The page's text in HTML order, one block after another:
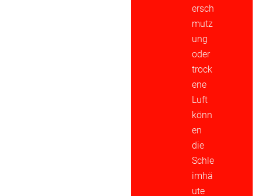
ersch
mutz
ung
oder
trock
ene
Luft
könn
en
die
Schle
imhä
ute